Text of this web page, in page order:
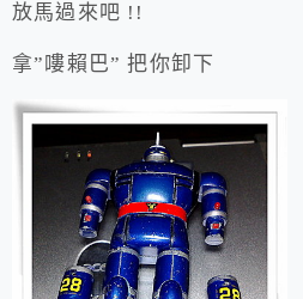
放馬過來吧 !!
拿”嘍賴巴” 把你卸下